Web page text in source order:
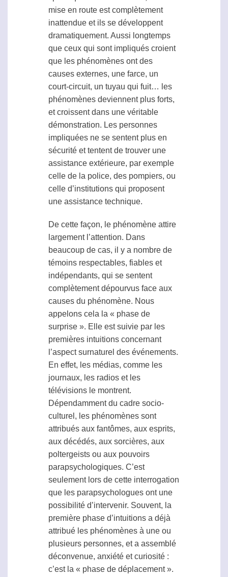
mise en route est complètement
inattendue et ils se développent
dramatiquement. Aussi longtemps
que ceux qui sont impliqués croient
que les phénomènes ont des
causes externes, une farce, un
court-circuit, un tuyau qui fuit… les
phénomènes deviennent plus forts,
et croissent dans une véritable
démonstration. Les personnes
impliquées ne se sentent plus en
sécurité et tentent de trouver une
assistance extérieure, par exemple
celle de la police, des pompiers, ou
celle d’institutions qui proposent
une assistance technique.
De cette façon, le phénomène attire
largement l’attention. Dans
beaucoup de cas, il y a nombre de
témoins respectables, fiables et
indépendants, qui se sentent
complètement dépourvus face aux
causes du phénomène. Nous
appelons cela la « phase de
surprise ». Elle est suivie par les
premières intuitions concernant
l’aspect surnaturel des événements.
En effet, les médias, comme les
journaux, les radios et les
télévisions le montrent.
Dépendamment du cadre socio-
culturel, les phénomènes sont
attribués aux fantômes, aux esprits,
aux décédés, aux sorcières, aux
poltergeists ou aux pouvoirs
parapsychologiques. C’est
seulement lors de cette interrogation
que les parapsychologues ont une
possibilité d’intervenir. Souvent, la
première phase d’intuitions a déjà
attribué les phénomènes à une ou
plusieurs personnes, et a assemblé
déconvenue, anxiété et curiosité :
c’est la « phase de déplacement ».